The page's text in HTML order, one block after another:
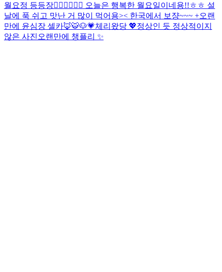
월요정 등등장🧚🏻‍♀️🧚🏻‍♀️ 오늘은 행복한 월요일이네용!!ㅎㅎ 설
날에 푹 쉬고 맛난 거 많이 먹어용>< 한국에서 보쟝~~~ +오랜
만에 윤심장 셀카🦊🐯🐶💗체리왔당 💖정상인 듯 정상적이지
않은 사진 오랜만에 챙플리 ✨